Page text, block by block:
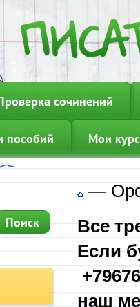
сочинений
пособий Мои
—
Все
Если
наш